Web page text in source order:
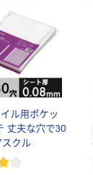
ル用ポケッ
丈夫な穴で30
クル